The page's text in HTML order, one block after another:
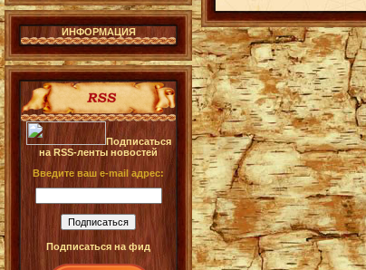
ИНФОРМАЦИЯ
Подписаться
на RSS-ленты новостей
Введите ваш e-mail адрес:
Подписаться на фид